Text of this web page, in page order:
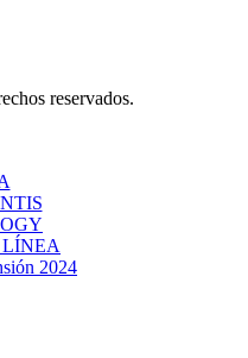
reservados.
LÍNEA
2024